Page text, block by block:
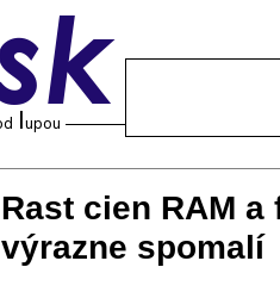
Rast cien RAM
výrazne spomalí